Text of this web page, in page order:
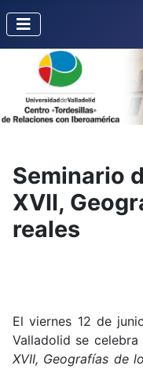
Seminario
XVII,
reales
El viernes 12 de
Valladolid se
XVII, Geografías de